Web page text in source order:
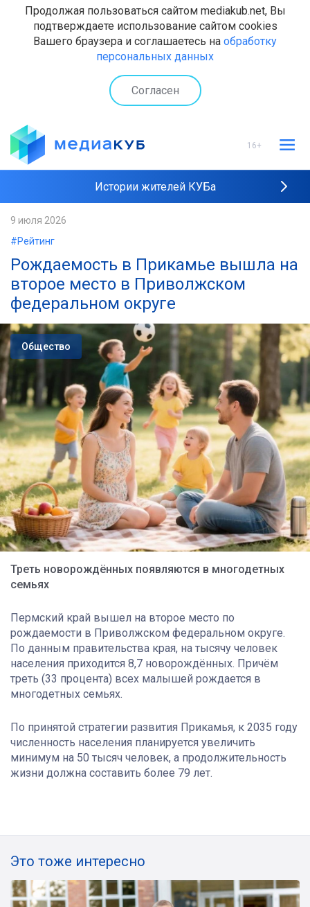
Продолжая пользоваться сайтом mediakub.net, Вы
подтверждаете использование сайтом cookies
Вашего браузера и соглашаетесь на обработку
персональных данных
Согласен
16+
Истории жителей КУБа
9 июля 2026
#Рейтинг
Рождаемость в Прикамье вышла на
второе место в Приволжском
федеральном округе
Общество
Треть новорождённых появляются в многодетных
семьях
Пермский край вышел на второе место по
рождаемости в Приволжском федеральном округе.
По данным правительства края, на тысячу человек
населения приходится 8,7 новорождённых. Причём
треть (33 процента) всех малышей рождается в
многодетных семьях.
По принятой стратегии развития Прикамья, к 2035 году
численность населения планируется увеличить
минимум на 50 тысяч человек, а продолжительность
жизни должна составить более 79 лет.
Это тоже интересно